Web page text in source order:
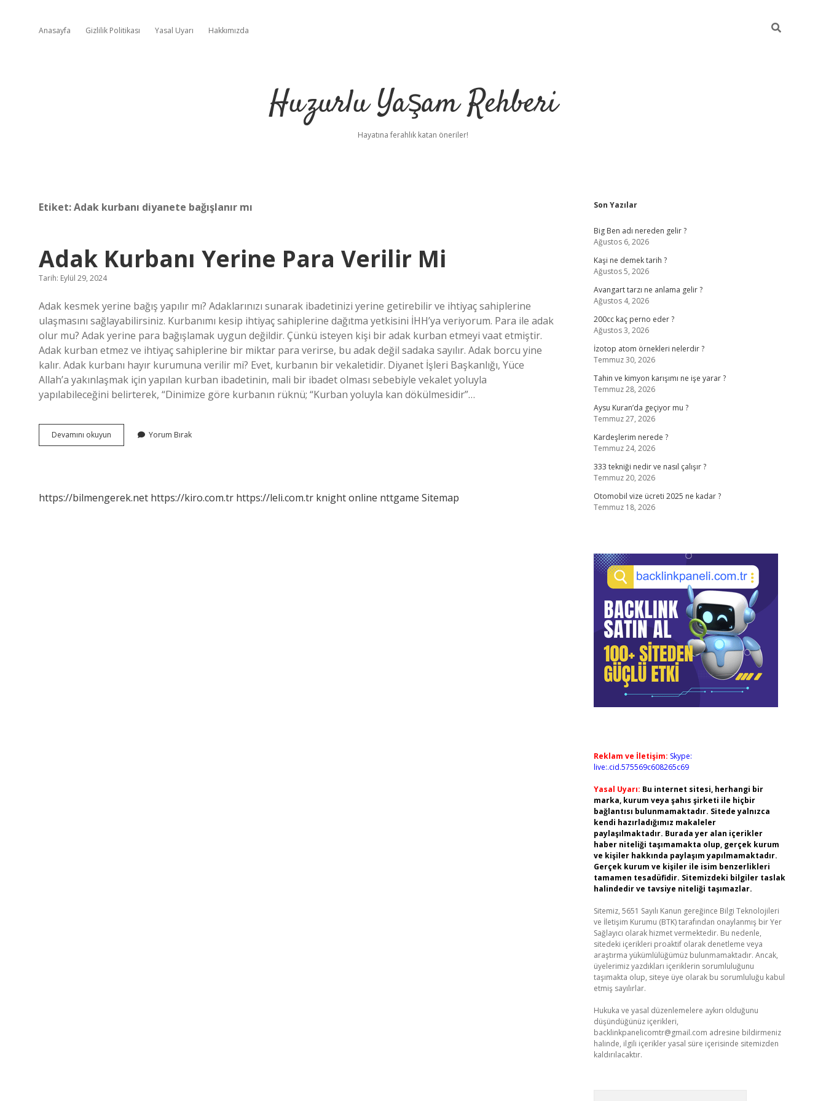
Anasayfa Gizlilik Politikası Yasal Uyarı Hakkımızda
Huzurlu Yaşam Rehberi
Hayatına ferahlık katan öneriler!
Etiket:Adak kurbanı diyanete bağışlanır mı
Adak Kurbanı Yerine Para Verilir Mi
Tarih: Eylül 29, 2024
Adak kesmek yerine bağış yapılır mı? Adaklarınızı sunarak ibadetinizi yerine getirebilir ve ihtiyaç sahiplerine
ulaşmasını sağlayabilirsiniz. Kurbanımı kesip ihtiyaç sahiplerine dağıtma yetkisini İHH’ya veriyorum. Para ile adak
olur mu? Adak yerine para bağışlamak uygun değildir. Çünkü isteyen kişi bir adak kurban etmeyi vaat etmiştir.
Adak kurban etmez ve ihtiyaç sahiplerine bir miktar para verirse, bu adak değil sadaka sayılır. Adak borcu yine
kalır. Adak kurbanı hayır kurumuna verilir mi? Evet, kurbanın bir vekaletidir. Diyanet İşleri Başkanlığı, Yüce
Allah’a yakınlaşmak için yapılan kurban ibadetinin, mali bir ibadet olması sebebiyle vekalet yoluyla
yapılabileceğini belirterek, “Dinimize göre kurbanın rüknü; “Kurban yoluyla kan dökülmesidir”…
Devamını okuyun
Kurbanı
Yorum Bırak
https://bilmengerek.net https://kiro.com.tr https://leli.com.tr knight online nttgame Sitemap
Sidebar
Son Yazılar
Big Ben adı nereden gelir ?
Ağustos 6, 2026
Kaşi ne demek tarih ?
Ağustos 5, 2026
Avangart tarzı ne anlama gelir ?
Ağustos 4, 2026
200cc kaç perno eder ?
Ağustos 3, 2026
İzotop atom örnekleri nelerdir ?
Temmuz 30, 2026
Tahin ve kimyon karışımı ne işe yarar ?
Temmuz 28, 2026
Aysu Kuran’da geçiyor mu ?
Temmuz 27, 2026
Kardeşlerim nerede ?
Temmuz 24, 2026
333 tekniği nedir ve nasıl çalışır ?
Temmuz 20, 2026
Otomobil vize ücreti 2025 ne kadar ?
Temmuz 18, 2026
Reklam ve İletişim: Skype:
live:.cid.575569c608265c69
Yasal Uyarı: Bu internet sitesi, herhangi bir
marka, kurum veya şahıs şirketi ile hiçbir
bağlantısı bulunmamaktadır. Sitede yalnızca
kendi hazırladığımız makaleler
paylaşılmaktadır. Burada yer alan içerikler
haber niteliği taşımamakta olup, gerçek kurum
ve kişiler hakkında paylaşım yapılmamaktadır.
Gerçek kurum ve kişiler ile isim benzerlikleri
tamamen tesadüfidir. Sitemizdeki bilgiler taslak
halindedir ve tavsiye niteliği taşımazlar.
Sitemiz, 5651 Sayılı Kanun gereğince Bilgi Teknolojileri
ve İletişim Kurumu (BTK) tarafından onaylanmış bir Yer
Sağlayıcı olarak hizmet vermektedir. Bu nedenle,
sitedeki içerikleri proaktif olarak denetleme veya
araştırma yükümlülüğümüz bulunmamaktadır. Ancak,
üyelerimiz yazdıkları içeriklerin sorumluluğunu
taşımakta olup, siteye üye olarak bu sorumluluğu kabul
etmiş sayılırlar.
Hukuka ve yasal düzenlemelere aykırı olduğunu
düşündüğünüz içerikleri,
backlinkpanelicomtr@gmail.com adresine bildirmeniz
halinde, ilgili içerikler yasal süre içerisinde sitemizden
kaldırılacaktır.